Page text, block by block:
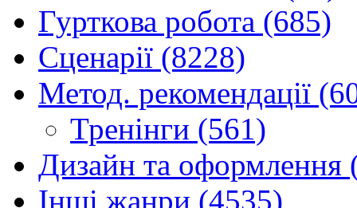
Гурткова робота (685)
Сценарії (8228)
Метод. рекомендації
Тренінги (561)
Дизайн та оформлення
Інші жанри (4535)